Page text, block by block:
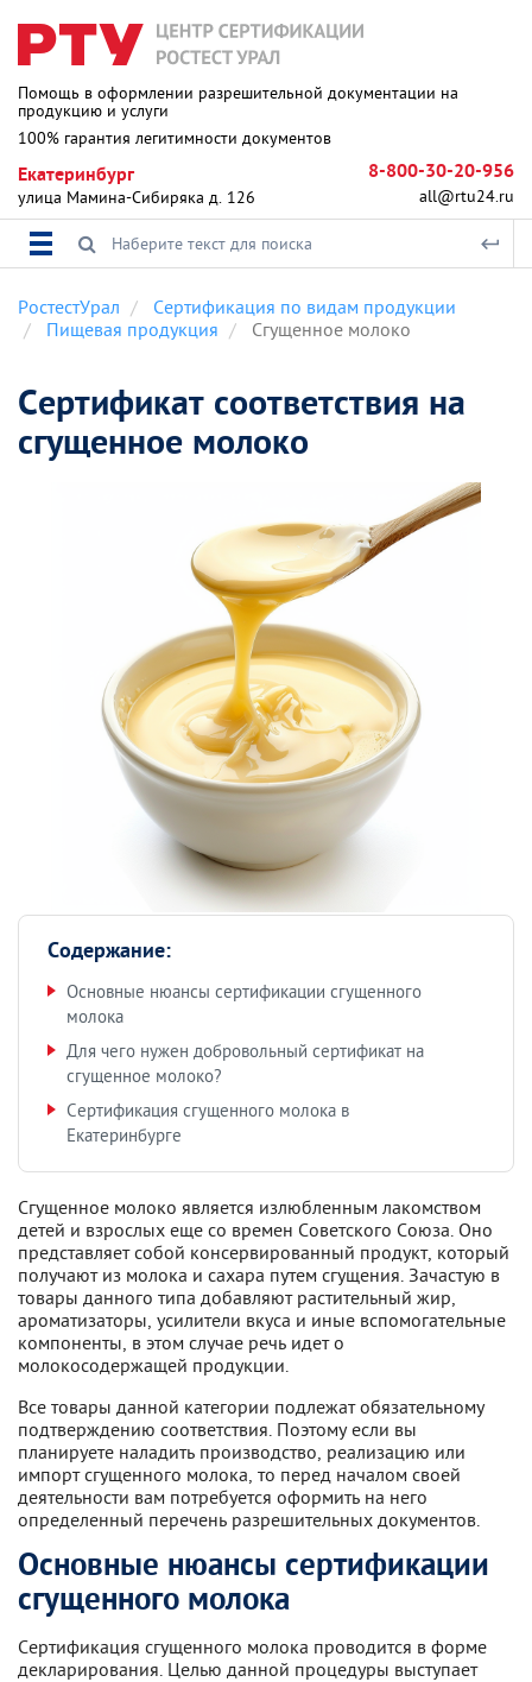
Помощь в оформлении разрешительной документации на
продукцию и услуги
100% гарантия легитимности документов
Екатеринбург
улица Мамина-Сибиряка д. 126
8-800-30-20-956
all@rtu24.ru
РостестУрал
Сертификация по видам продукции
Пищевая продукция
Сгущенное молоко
Сертификат соответствия на
сгущенное молоко
Содержание:
Основные нюансы сертификации сгущенного
молока
Для чего нужен добровольный сертификат на
сгущенное молоко?
Сертификация сгущенного молока в
Екатеринбурге
Сгущенное молоко является излюбленным лакомством
детей и взрослых еще со времен Советского Союза. Оно
представляет собой консервированный продукт, который
получают из молока и сахара путем сгущения. Зачастую в
товары данного типа добавляют растительный жир,
ароматизаторы, усилители вкуса и иные вспомогательные
компоненты, в этом случае речь идет о
молокосодержащей продукции.
Все товары данной категории подлежат обязательному
подтверждению соответствия. Поэтому если вы
планируете наладить производство, реализацию или
импорт сгущенного молока, то перед началом своей
деятельности вам потребуется оформить на него
определенный перечень разрешительных документов.
Основные нюансы сертификации
сгущенного молока
Сертификация сгущенного молока проводится в форме
декларирования. Целью данной процедуры выступает